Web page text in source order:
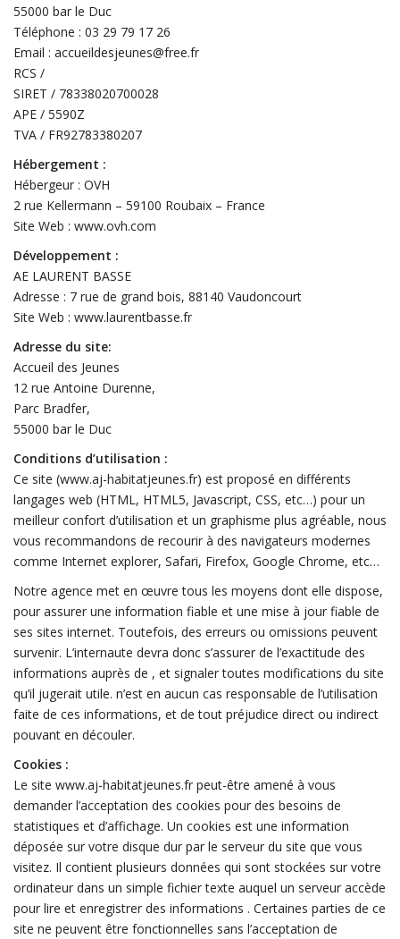
55000 bar le Duc
Téléphone : 03 29 79 17 26
Email : accueildesjeunes@free.fr
RCS /
SIRET / 78338020700028
APE / 5590Z
TVA / FR92783380207
Hébergement :
Hébergeur : OVH
2 rue Kellermann – 59100 Roubaix – France
Site Web : www.ovh.com
Développement :
AE LAURENT BASSE
Adresse : 7 rue de grand bois, 88140 Vaudoncourt
Site Web : www.laurentbasse.fr
Adresse du site:
Accueil des Jeunes
12 rue Antoine Durenne,
Parc Bradfer,
55000 bar le Duc
Conditions d’utilisation :
Ce site (www.aj-habitatjeunes.fr) est proposé en différents
langages web (HTML, HTML5, Javascript, CSS, etc…) pour un
meilleur confort d’utilisation et un graphisme plus agréable, nous
vous recommandons de recourir à des navigateurs modernes
comme Internet explorer, Safari, Firefox, Google Chrome, etc…
Notre agence met en œuvre tous les moyens dont elle dispose,
pour assurer une information fiable et une mise à jour fiable de
ses sites internet. Toutefois, des erreurs ou omissions peuvent
survenir. L’internaute devra donc s’assurer de l’exactitude des
informations auprès de , et signaler toutes modifications du site
qu’il jugerait utile. n’est en aucun cas responsable de l’utilisation
faite de ces informations, et de tout préjudice direct ou indirect
pouvant en découler.
Cookies :
Le site www.aj-habitatjeunes.fr peut-être amené à vous
demander l’acceptation des cookies pour des besoins de
statistiques et d’affichage. Un cookies est une information
déposée sur votre disque dur par le serveur du site que vous
visitez. Il contient plusieurs données qui sont stockées sur votre
ordinateur dans un simple fichier texte auquel un serveur accède
pour lire et enregistrer des informations . Certaines parties de ce
site ne peuvent être fonctionnelles sans l’acceptation de